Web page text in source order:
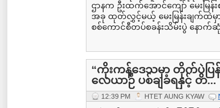
ဌာနက ဦးထက်အောင်ကျော် မေးမြန်
အခု ထုတ်လွှင့်မယ့် မေးမြန်းချက်ထဲမှ
စစ်ကောင်စီတပ်စခန်းသိမ်းပွဲ နောက်ဆုံ
“ကိုးကန့်ဒေသမှာ တိုက်ပွဲပြ
လေယာဉ် ပစ်ချခံရနှင့် တ...
12:39 PM HTET AUNG KYAW